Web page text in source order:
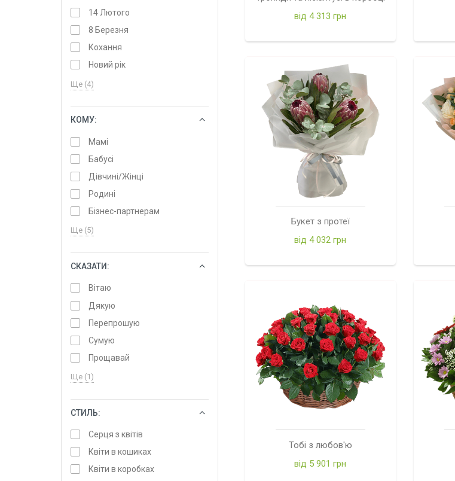
14 Лютого
8 Березня
Кохання
Новий рік
Ще (4)
КОМУ:
Мамі
Бабусі
Дівчині/Жінці
Родині
Бізнес-партнерам
Ще (5)
СКАЗАТИ:
Вітаю
Дякую
Перепрошую
Сумую
Прощавай
Ще (1)
СТИЛЬ:
Серця з квітів
Квіти в кошиках
Квіти в коробках
від 4 313 грн
Букет з протеї
від 4 032 грн
Тобі з любов'ю
від 5 901 грн